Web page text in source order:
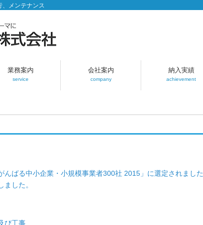
、メンテナンス
業務案内
service
会社案内
company
納入実績
achievement
んばる中小企業・小規模事業者300社 2015」に選定されました
した。
び工事